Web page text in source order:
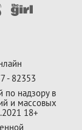
- 82353
по надзору в
и массовых
18+